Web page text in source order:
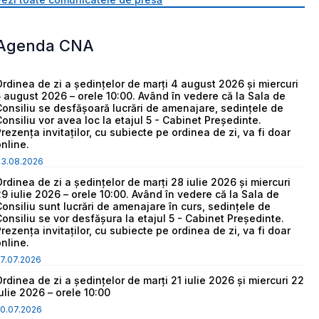
CNA
de zi a ședințelor de marți 4 august 2026 și miercuri
august 2026 – orele 10:00. Având în vedere că la Sala de
se desfășoară lucrări de amenajare, sedințele de
vor avea loc la etajul 5 - Cabinet Președinte.
invitaților, cu subiecte pe ordinea de zi, va fi doar
de zi a ședințelor de marți 28 iulie 2026 și miercuri
iulie 2026 – orele 10:00. Având în vedere că la Sala de
sunt lucrări de amenajare în curs, sedințele de
se vor desfășura la etajul 5 - Cabinet Președinte.
invitaților, cu subiecte pe ordinea de zi, va fi doar
de zi a ședințelor de marți 21 iulie 2026 și miercuri 22
2026 – orele 10:00